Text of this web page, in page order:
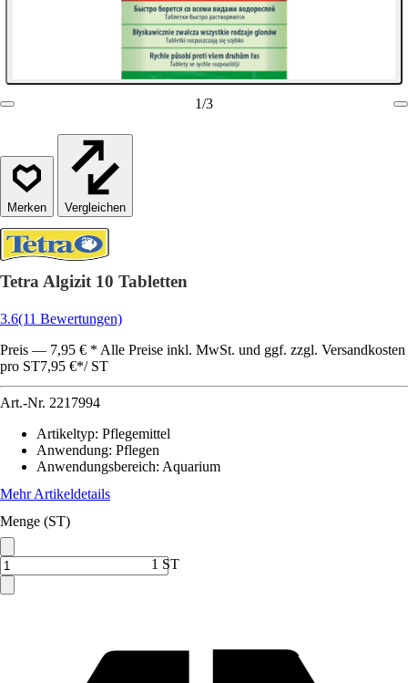
1/3
Vergleichen
Tetra Algizit 10 Tabletten
3.6(11 Bewertungen)
Preis — 7,95 € * Alle Preise inkl. MwSt. und ggf. zzgl. Versandkosten
pro ST7,95 €*/ ST
Art.-Nr. 2217994
Artikeltyp: Pflegemittel
Anwendung: Pflegen
Anwendungsbereich: Aquarium
Mehr Artikeldetails
Menge (ST)
1 ST